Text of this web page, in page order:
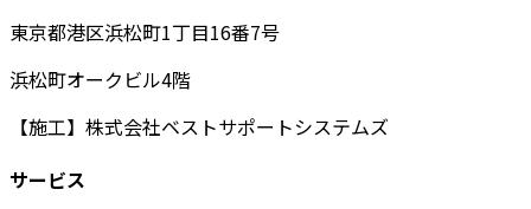
東京都港区浜松町1丁目16番7号
浜松町オークビル4階
【施工】 株式会社ベストサポートシステムズ
サービス